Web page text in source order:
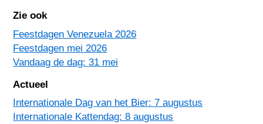
Zie ook
Feestdagen Venezuela 2026
Feestdagen mei 2026
Vandaag de dag: 31 mei
Actueel
Internationale Dag van het Bier: 7 augustus
Internationale Kattendag: 8 augustus